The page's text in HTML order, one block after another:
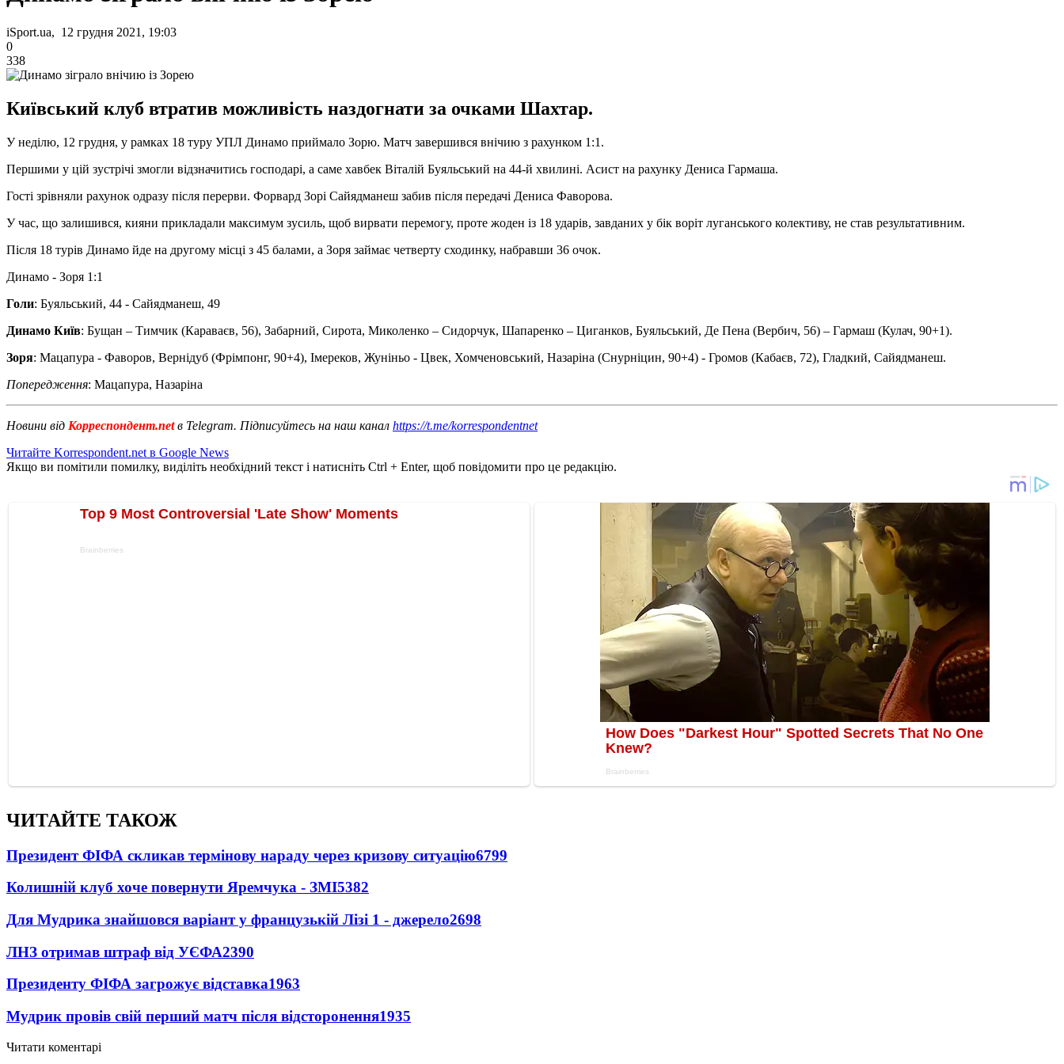
iSport.ua, 12 грудня 2021, 19:03
0
338
Київський клуб втратив можливість наздогнати за очками Шахтар.
У неділю, 12 грудня, у рамках 18 туру УПЛ Динамо приймало Зорю. Матч завершився внічию з рахунком 1:1.
Першими у цій зустрічі змогли відзначитись господарі, а саме хавбек Віталій Буяльський на 44-й хвилині. Асист на рахунку Дениса Гармаша.
Гості зрівняли рахунок одразу після перерви. Форвард Зорі Сайядманеш забив після передачі Дениса Фаворова.
У час, що залишився, кияни прикладали максимум зусиль, щоб вирвати перемогу, проте жоден із 18 ударів, завданих у бік воріт луганського колективу, не став результативним.
Після 18 турів Динамо йде на другому місці з 45 балами, а Зоря займає четверту сходинку, набравши 36 очок.
Динамо - Зоря 1:1
Голи: Буяльський, 44 - Сайядманеш, 49
Динамо Київ: Бущан – Тимчик (Караваєв, 56), Забарний, Сирота, Миколенко – Сидорчук, Шапаренко – Циганков, Буяльський, Де Пена (Вербич, 56) – Гармаш (Кулач, 90+1).
Зоря: Мацапура - Фаворов, Вернідуб (Фрімпонг, 90+4), Імереков, Жуніньо - Цвек, Хомченовський, Назаріна (Снурніцин, 90+4) - Громов (Кабаєв, 72), Гладкий, Сайядманеш.
Попередження: Мацапура, Назаріна
Новини від Корреспондент.netв Telegram. Підписуйтесь на наш канал https://t.me/korrespondentnet
Читайте Korrespondent.net в Google News
Якщо ви помітили помилку, виділіть необхідний текст і натисніть Ctrl + Enter, щоб повідомити про це редакцію.
ЧИТАЙТЕ ТАКОЖ
Президент ФІФА скликав термінову нараду через кризову ситуацію6799
Колишній клуб хоче повернути Яремчука - ЗМІ5382
Для Мудрика знайшовся варіант у французькій Лізі 1 - джерело2698
ЛНЗ отримав штраф від УЄФА2390
Президенту ФІФА загрожує відставка1963
Мудрик провів свій перший матч після відсторонення1935
Читати коментарі